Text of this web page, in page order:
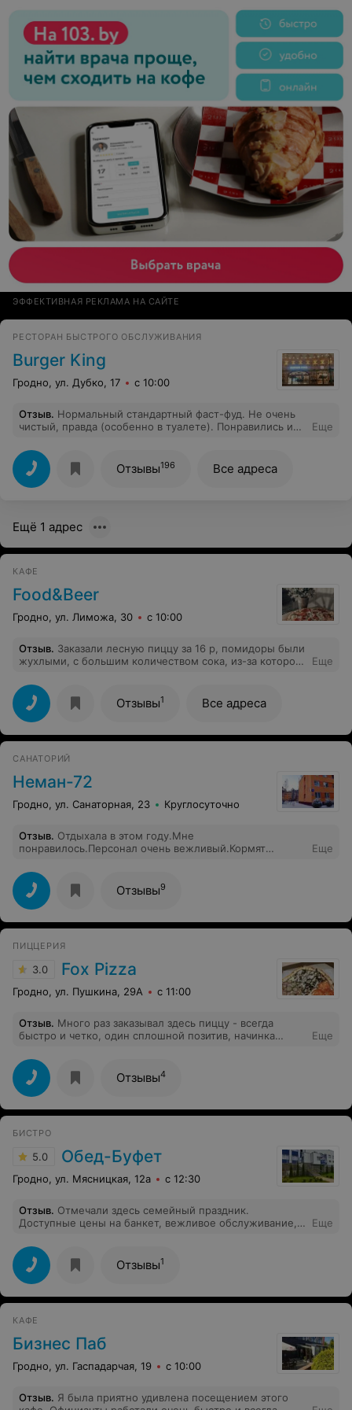
ЭФФЕКТИВНАЯ РЕКЛАМА НА САЙТЕ
РЕСТОРАН БЫСТРОГО ОБСЛУЖИВАНИЯ
Burger King
Гродно, ул. Дубко, 17 с 10:00
Отзыв. Нормальный стандартный фаст-фуд. Не очень
чистый, правда (особенно в туалете). Понравились их
"заходит", но это уже мои личные особенности.
Коктейли не особо нравятся: бывают нормальные, а
бывают очень густые. Нужно порядком ждать, пока
мороженое растает. Ещё напрягают толпы шумных
перекусить - то норм, если посидеть-отдохнуть -
Еще
Отзывы196 Все адреса
Ещё 1 адрес
КАФЕ
Food&Beer
Гродно, ул. Лиможа, 30 с 10:00
Отзыв. Заказали лесную пиццу за 16 р, помидоры были
жухлыми, с большим количеством сока, из-за которого
из банки, что сделало пиццу еще более склизкой и
неприятной. Видимо, пицца из разряда «под пиво
сойдет», не рекомендую, своих денег не стоит(
Еще
Отзывы1 Все адреса
САНАТОРИЙ
Неман-72
Гродно, ул. Санаторная, 23 Круглосуточно
Отзыв. Отдыхала в этом году.Мне
понравилось.Персонал очень вежливый.Кормят
места.Корабельные сосны,Огромные дубы. А какой
красивый Неман! Близко до города. Захотели в
цивилизацию - пожалуйста - автобус ходит довольно
часто. Хотите "оторваться" - получится: дискотеки,
шашлыки и т.д., хотите отдохнуть и подлечиться: на
Еще
Отзывы9
ПИЦЦЕРИЯ
3.0 Fox Pizza
Гродно, ул. Пушкина, 29А с 11:00
Отзыв. Много раз заказывал здесь пиццу - всегда
быстро и четко, один сплошной позитив, начинка
всем советую попробовать!
Еще
Отзывы4
БИСТРО
5.0 Обед-Буфет
Гродно, ул. Мясницкая, 12а с 12:30
Отзыв. Отмечали здесь семейный праздник.
Доступные цены на банкет, вежливое обслуживание,
Еще
Отзывы1
КАФЕ
Бизнес Паб
Гродно, ул. Гаспадарчая, 19 с 10:00
Отзыв. Я была приятно удивлена посещением этого